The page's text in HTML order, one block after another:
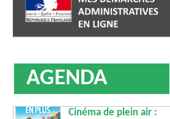
AGENDA
Cinéma de plein air :